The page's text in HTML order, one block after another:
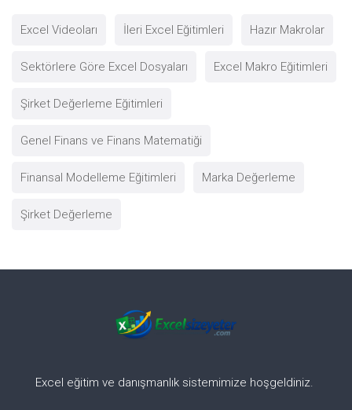
Excel Videoları İleri Excel Eğitimleri Hazır Makrolar
Sektörlere Göre Excel Dosyaları Excel Makro Eğitimleri
Şirket Değerleme Eğitimleri
Genel Finans ve Finans Matematiği
Finansal Modelleme Eğitimleri Marka Değerleme
Şirket Değerleme
Excel eğitim ve danışmanlık sistemimize hoşgeldiniz.